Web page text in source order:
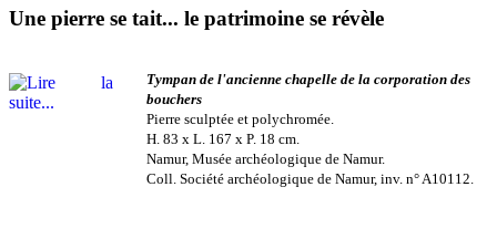
Une pierre se tait... le patrimoine se révèle
Tympan de l'ancienne chapelle de la corporation des
bouchers
Pierre sculptée et polychromée.
H. 83 x L. 167 x P. 18 cm.
Namur, Musée archéologique de Namur.
Coll. Société archéologique de Namur, inv. n° A10112.